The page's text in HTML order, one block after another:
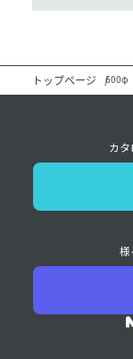
トップページ 600φ
カ
様